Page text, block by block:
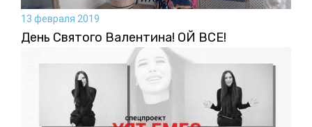
13 февраля 2019
День Святого Валентина! ОЙ ВСЕ!